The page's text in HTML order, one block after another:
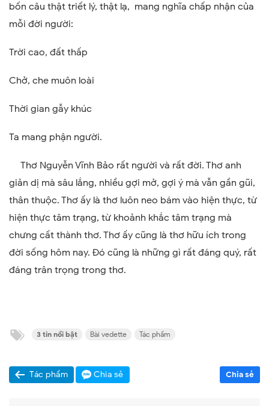
bốn câu thật triết lý, thật lạ, mang nghĩa chấp nhận của
mỗi đời người:
Trời cao, đất thấp
Chở, che muôn loài
Thời gian gẫy khúc
Ta mang phận người.
Thơ Nguyễn Vĩnh Bảo rất người và rất đời. Thơ anh
giản dị mà sâu lắng, nhiều gợi mở, gợi ý mà vẫn gần gũi,
thân thuộc. Thơ ấy là thơ luôn neo bám vào hiện thực, từ
hiện thực tâm trạng, từ khoảnh khắc tâm trạng mà
chưng cất thành thơ. Thơ ấy cũng là thơ hữu ích trong
đời sống hôm nay. Đó cũng là những gì rất đáng quý, rất
đáng trân trọng trong thơ.
3 tin nổi bật Bài vedette Tác phẩm
Tác phẩm Chia sẻ Chia sẻ